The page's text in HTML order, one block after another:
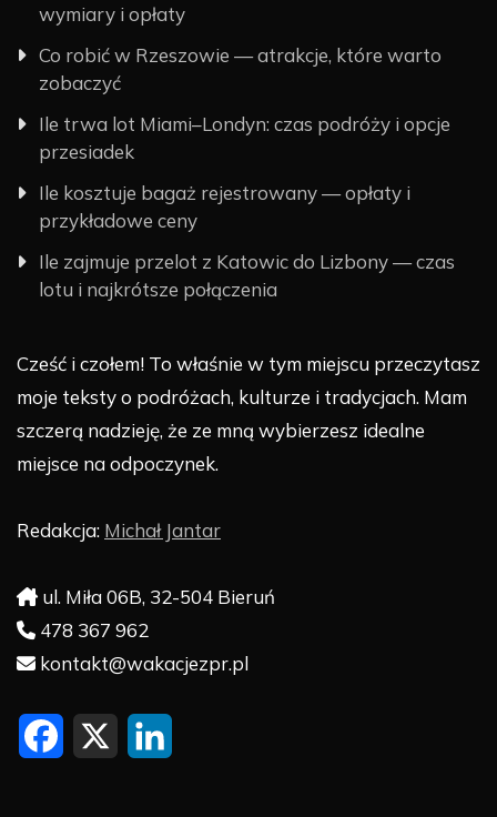
wymiary i opłaty
Co robić w Rzeszowie — atrakcje, które warto
zobaczyć
Ile trwa lot Miami–Londyn: czas podróży i opcje
przesiadek
Ile kosztuje bagaż rejestrowany — opłaty i
przykładowe ceny
Ile zajmuje przelot z Katowic do Lizbony — czas
lotu i najkrótsze połączenia
Cześć i czołem! To właśnie w tym miejscu przeczytasz
moje teksty o podróżach, kulturze i tradycjach. Mam
szczerą nadzieję, że ze mną wybierzesz idealne
miejsce na odpoczynek.
Redakcja: Michał Jantar
ul. Miła 06B, 32-504 Bieruń
478 367 962
kontakt@wakacjezpr.pl
F X